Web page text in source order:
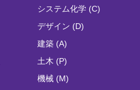
システム化学 (C)
デザイン (D)
建築 (A)
土木 (P)
機械 (M)